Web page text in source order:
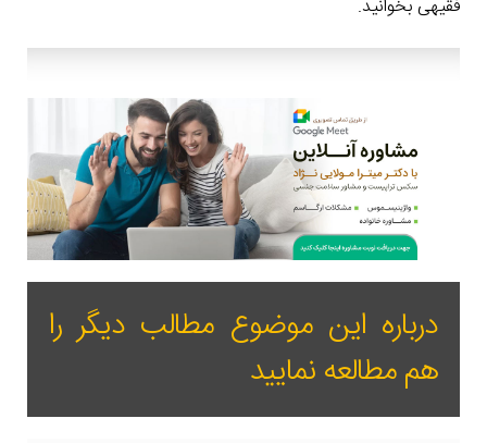
فقیهی بخوانید.
درباره این موضوع مطالب دیگر را
هم مطالعه نمایید